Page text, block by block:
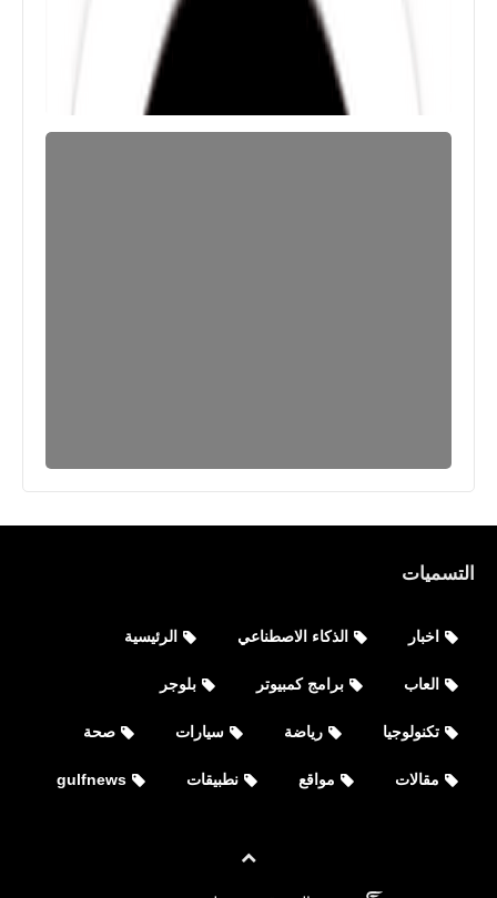
التسميات
اخبار الذكاء الاصطناعي الرئيسية
العاب برامج كمبيوتر بلوجر
تكنولوجيا رياضة سيارات صحة
مقالات مواقع نطبيقات gulfnews